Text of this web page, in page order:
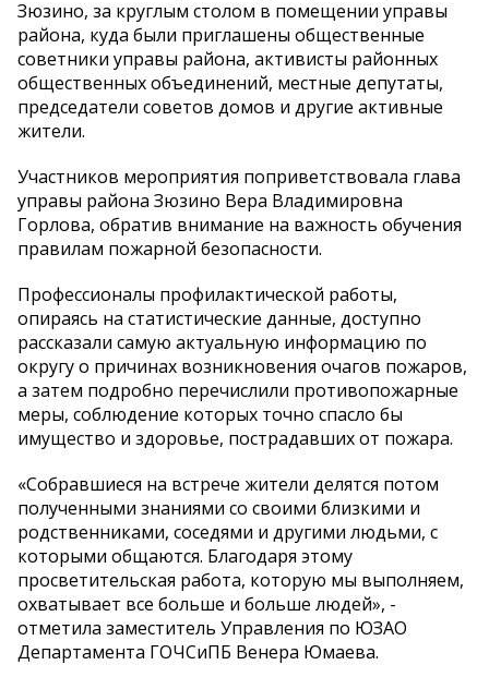
Зюзино, за круглым столом в помещении управы
района, куда были приглашены общественные
советники управы района, активисты районных
общественных объединений, местные депутаты,
председатели советов домов и другие активные
жители.
Участников мероприятия поприветствовала глава
управы района Зюзино Вера Владимировна
Горлова, обратив внимание на важность обучения
правилам пожарной безопасности.
Профессионалы профилактической работы,
опираясь на статистические данные, доступно
рассказали самую актуальную информацию по
округу о причинах возникновения очагов пожаров,
а затем подробно перечислили противопожарные
меры, соблюдение которых точно спасло бы
имущество и здоровье, пострадавших от пожара.
«Собравшиеся на встрече жители делятся потом
полученными знаниями со своими близкими и
родственниками, соседями и другими людьми, с
которыми общаются. Благодаря этому
просветительская работа, которую мы выполняем,
охватывает все больше и больше людей», -
отметила заместитель Управления по ЮЗАО
Департамента ГОЧСиПБ Венера Юмаева.